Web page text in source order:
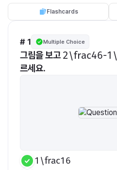
Flashcards
# 1 Multiple Choice
그림을 보고 ​2\frac46-
르세요.
1\frac16